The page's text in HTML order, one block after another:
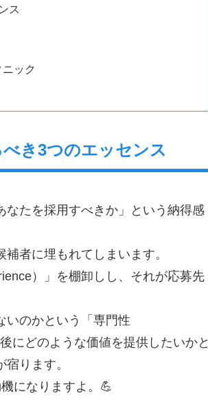
ス
ック
き3つのエッセンス
たを採用すべきか」という納得感
者に埋もれてしまいます。
）」を棚卸しし、それが応募先
いのかという「専門性
にどのような価値を提供したいかと
ります。
になりますよ。💪